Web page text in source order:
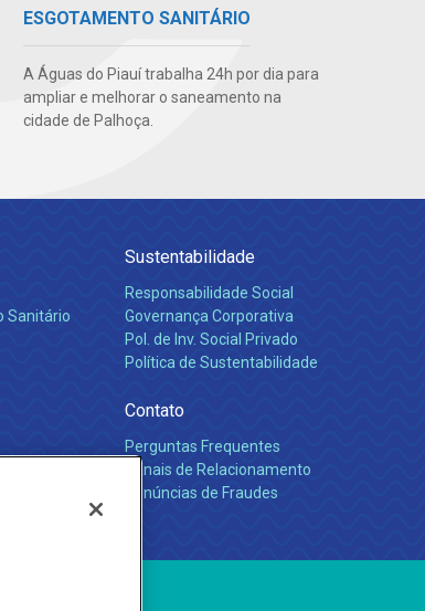
ESGOTAMENTO SANITÁRIO
A Águas do Piauí trabalha 24h por dia para
ampliar e melhorar o saneamento na
cidade de Palhoça.
Sanitário
Sustentabilidade
Responsabilidade Social
Governança Corporativa
Pol. de Inv. Social Privado
Política de Sustentabilidade
Contato
Perguntas Frequentes
Canais de Relacionamento
Denúncias de Fraudes